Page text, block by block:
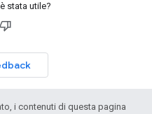
stata utile?
i contenuti di questa pagina